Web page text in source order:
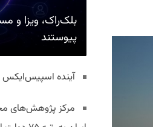
بلک‌راک، ویزا و
پیوستند
آینده
مرکز پژوهش‌های